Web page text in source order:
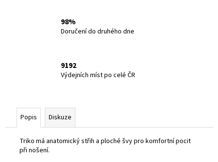
98%
Doručení do druhého dne
9192
Výdejních míst po celé ČR
Popis Diskuze
Triko má anatomický střih a ploché švy pro komfortní pocit
při nošení.